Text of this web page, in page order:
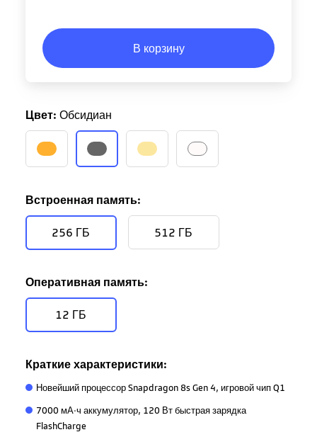
В корзину
Цвет: Обсидиан
Встроенная память:
256 ГБ 512 ГБ
Оперативная память:
12 ГБ
Краткие характеристики:
Новейший процессор Snapdragon 8s Gen 4, игровой чип Q1
7000 мА·ч аккумулятор, 120 Вт быстрая зарядка
FlashCharge